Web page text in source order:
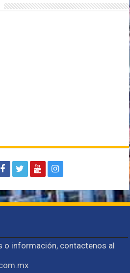
o información, contactenos al